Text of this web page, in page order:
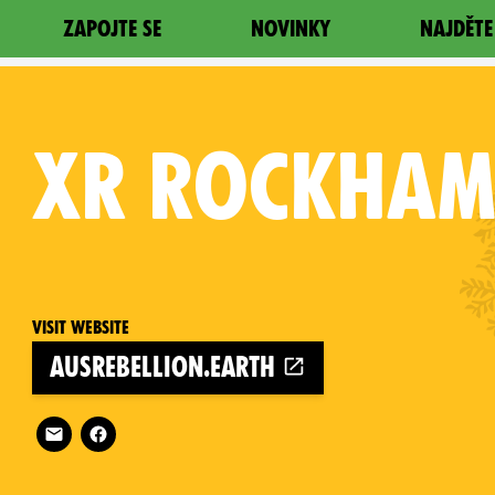
ZAPOJTE SE NOVINKY
XR
Visit website
ausrebellion.earth
Follow XR Rockhampton on